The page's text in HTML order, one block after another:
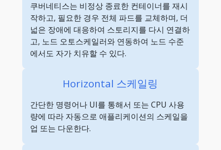
쿠버네티스는 비정상 종료한 컨테이너를 재시
작하고, 필요한 경우 전체 파드를 교체하며, 더
넓은 장애에 대응하여 스토리지를 다시 연결하
고, 노드 오토스케일러와 연동하여 노드 수준
에서도 자가 치유할 수 있다.
Horizontal 스케일링
간단한 명령어나 UI를 통해서 또는 CPU 사용
량에 따라 자동으로 애플리케이션의 스케일을
업 또는 다운한다.